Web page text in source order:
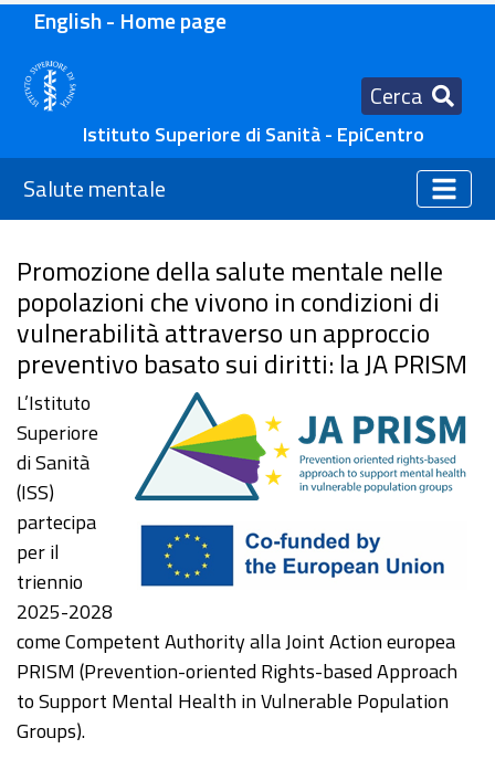
English - Home page
Cerca
Istituto Superiore di Sanità - EpiCentro
Salute mentale
Promozione della salute mentale nelle
popolazioni che vivono in condizioni di
vulnerabilità attraverso un approccio
preventivo basato sui diritti: la JA PRISM
L’Istituto
Superiore
di Sanità
(ISS)
partecipa
per il
triennio
2025-2028
come Competent Authority alla Joint Action europea
PRISM (Prevention-oriented Rights-based Approach
to Support Mental Health in Vulnerable Population
Groups).